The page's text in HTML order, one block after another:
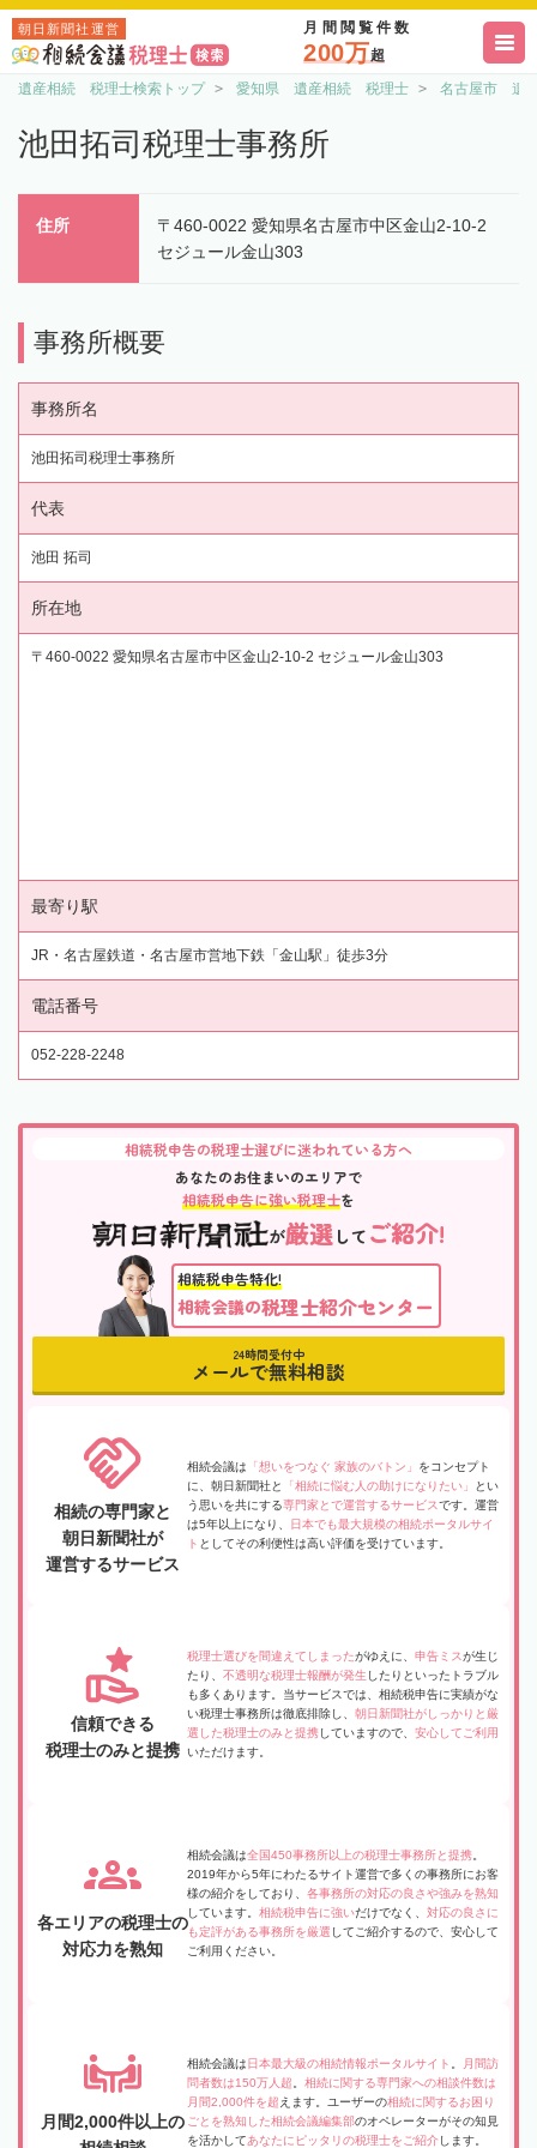
朝日新聞社運営 月間閲覧件数
200万超
遺産相続 税理士検索トップ 愛知県 遺産相続 税理士 名古屋市 遺
池田拓司税理士事務所
住所
〒460-0022 愛知県名古屋市中区金山2-10-2
セジュール金山303
事務所概要
事務所名
池田拓司税理士事務所
代表
池田 拓司
所在地
〒460-0022 愛知県名古屋市中区金山2-10-2 セジュール金山303
最寄り駅
JR・名古屋鉄道・名古屋市営地下鉄「金山駅」徒歩3分
電話番号
052-228-2248
相続税申告の税理士選びに迷われている方へ
あなたのお住まいのエリアで
相続税申告に強い税理士を
が厳選して ご紹介!
相続税申告特化!
相続会議の税理士紹介センター
24時間受付中
メールで無料相談
相続の専門家と
朝日新聞社が
運営するサービス
相続会議は 「想いをつなぐ 家族のバトン」 をコンセプト
に、朝日新聞社と
「相続に悩む人の助けになりたい」
とい
う思いを共にする専門家とで運営するサービスです。運営
は5年以上になり、
日本でも最大規模の相続ポータルサイ
ト としてその利便性は高い評価を受けています。
信頼できる
税理士のみと提携
税理士選びを間違えてしまったがゆえに、 申告ミスが生じ
たり、 不透明な税理士報酬が発生 したりといったトラブル
も多くあります。当サービスでは、相続税申告に実績がな
い税理士事務所は徹底排除し、 朝日新聞社がしっかりと厳
選した税理士のみと提携していますので、 安心してご利用
いただけます。
各エリアの税理士の
対応力を熟知
相続会議は全国450事務所以上の税理士事務所と提携
2019年から5年にわたるサイト運営で多くの事務所にお客
様の紹介をしており、 各事務所の対応の良さや強みを熟知
しています。 相続税申告に強いだけでなく、 対応の良さに
も定評がある事務所を厳選 してご紹介するので、安心して
ご利用ください。
月間2,000件以上の
相続会議は 日本最大級の相続情報ポータルサイト
月間訪
問者数は150万人超
相続に関する専門家への相談件数は
月間2,000件を超 えます。ユーザーの相続に関するお困り
ごとを熟知した相続会議編集部のオペレーターがその知見
を活かしてあなたにピッタリの税理士をご紹介 します。